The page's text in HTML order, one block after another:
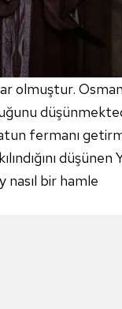
olmuştur. Osman
fermanı
düşünen
nasıl bir hamle